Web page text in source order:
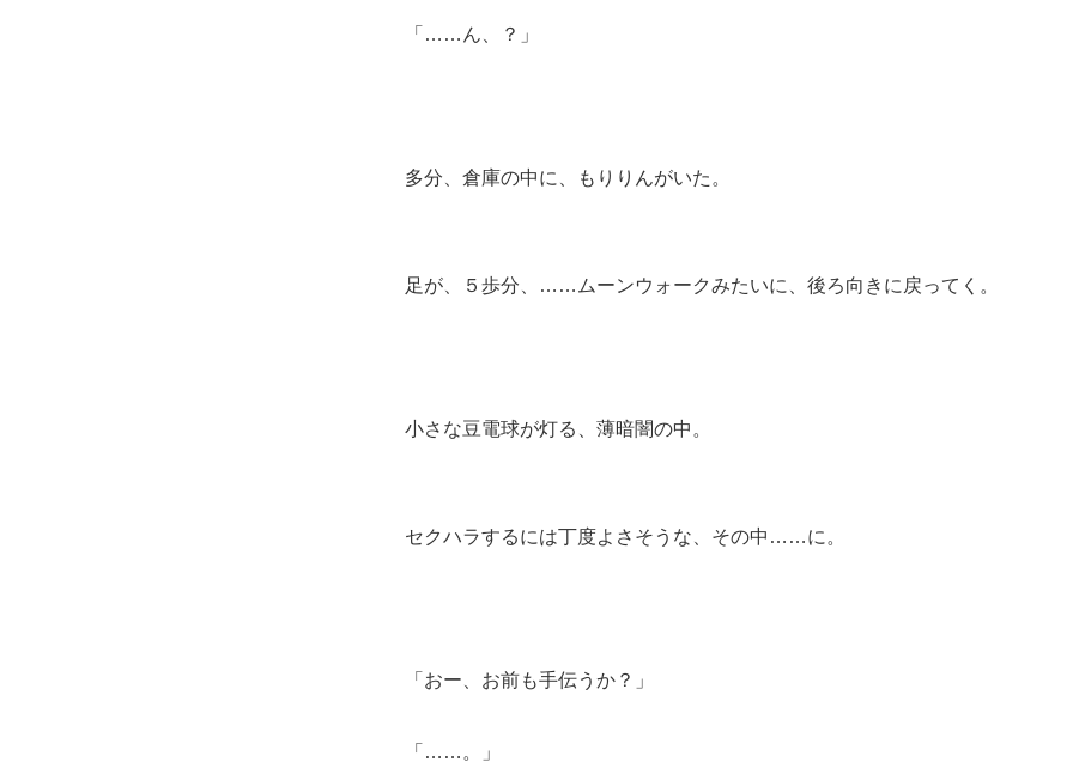
多分、倉庫の中に、もりりんがいた。
足が、５歩分、……ムーンウォークみたいに、後ろ向きに戻ってく。
小さな豆電球が灯る、薄暗闇の中。
セクハラするには丁度よさそうな、その中……に。
「おー、お前も手伝うか？」